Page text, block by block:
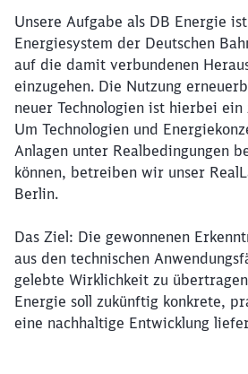
Unsere Aufgabe als DB Energie
Energiesystem der Deutschen
auf die damit verbundenen
einzugehen. Die Nutzung
neuer Technologien ist hierbei
Um Technologien und
Anlagen unter Realbedingungen
können, betreiben wir unser
Berlin.
Das Ziel: Die gewonnenen
aus den technischen
gelebte Wirklichkeit zu
Energie soll zukünftig konkrete,
eine nachhaltige Entwicklung